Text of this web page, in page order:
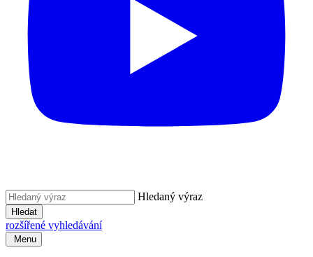
Hledaný výraz
Hledat
rozšířené vyhledávání
Menu